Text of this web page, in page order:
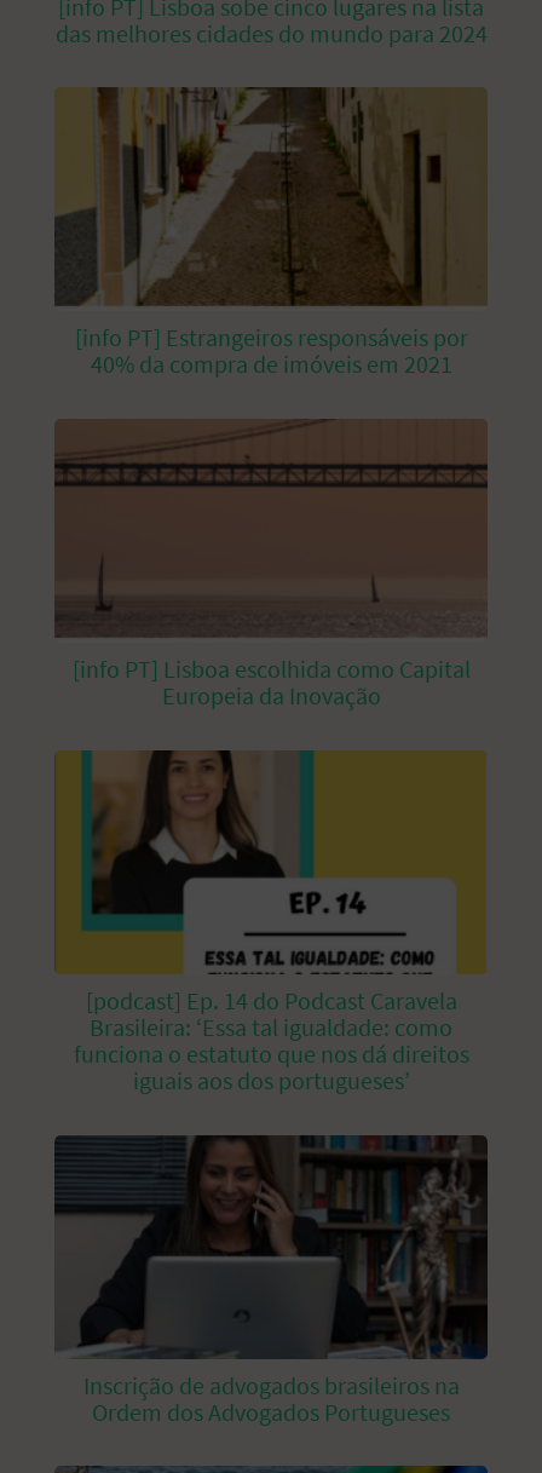
[info PT] Lisboa sobe cinco lugares na lista
das melhores cidades do mundo para 2024
[info PT] Estrangeiros responsáveis por
40% da compra de imóveis em 2021
[info PT] Lisboa escolhida como Capital
Europeia da Inovação
[podcast] Ep. 14 do Podcast Caravela
Brasileira: ‘Essa tal igualdade: como
funciona o estatuto que nos dá direitos
iguais aos dos portugueses’
Inscrição de advogados brasileiros na
Ordem dos Advogados Portugueses